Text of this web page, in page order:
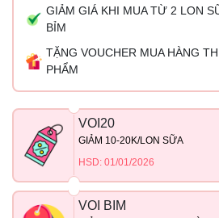
GIẢM GIÁ KHI MUA TỪ 2 LON
BỈM
TẶNG VOUCHER MUA HÀNG
PHẨM
VOI20
GIẢM 10-20K/LON SỮA
HSD: 01/01/2026
VOI BIM